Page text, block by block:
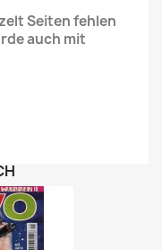
Seiten fehlen
auch mit